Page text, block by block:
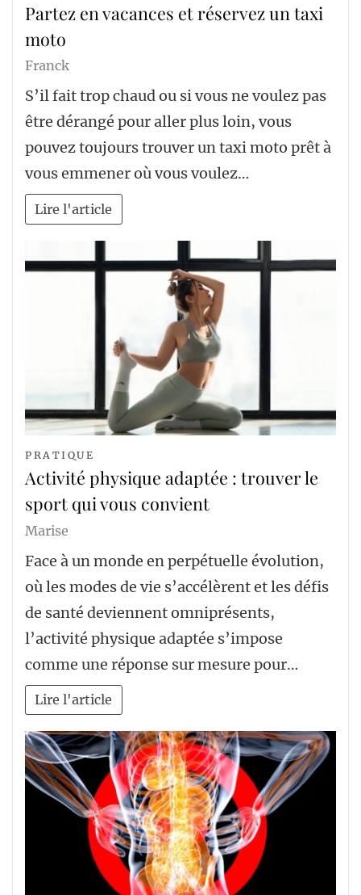
Partez en vacances et réservez un taxi
moto
Franck
S’il fait trop chaud ou si vous ne voulez pas
être dérangé pour aller plus loin, vous
pouvez toujours trouver un taxi moto prêt à
vous emmener où vous voulez…
Lire l'article
PRATIQUE
Activité physique adaptée : trouver le
sport qui vous convient
Marise
Face à un monde en perpétuelle évolution,
où les modes de vie s’accélèrent et les défis
de santé deviennent omniprésents,
l’activité physique adaptée s’impose
comme une réponse sur mesure pour…
Lire l'article